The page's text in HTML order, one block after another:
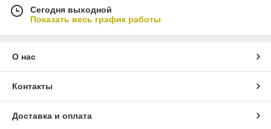
Сегодня выходной
Показать весь график работы
О нас
Контакты
Доставка и оплата